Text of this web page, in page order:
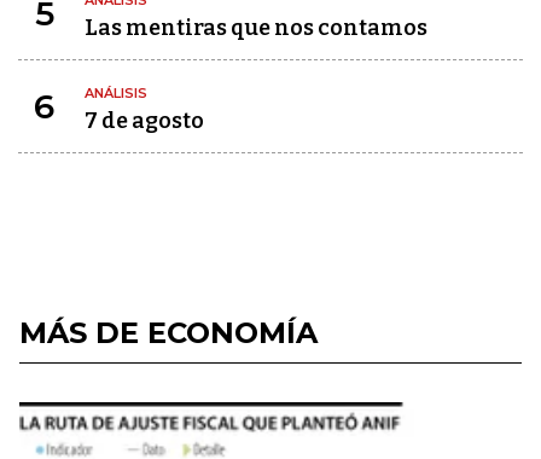
5 Las mentiras que nos contamos
6 ANÁLISIS
7 de agosto
MÁS DE ECONOMÍA